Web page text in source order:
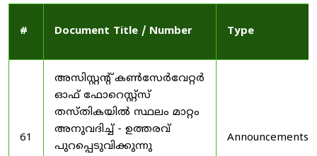
# Document Title / Number Type
61
അസിസ്റ്റന്റ് കൺസേർവേറ്റർ
ഓഫ് ഫോറെസ്റ്റ്സ്
തസ്തികയിൽ സ്ഥലം മാറ്റം
അനുവദിച്ച് - ഉത്തരവ്
പുറപ്പെടുവിക്കുന്നു
Announcements